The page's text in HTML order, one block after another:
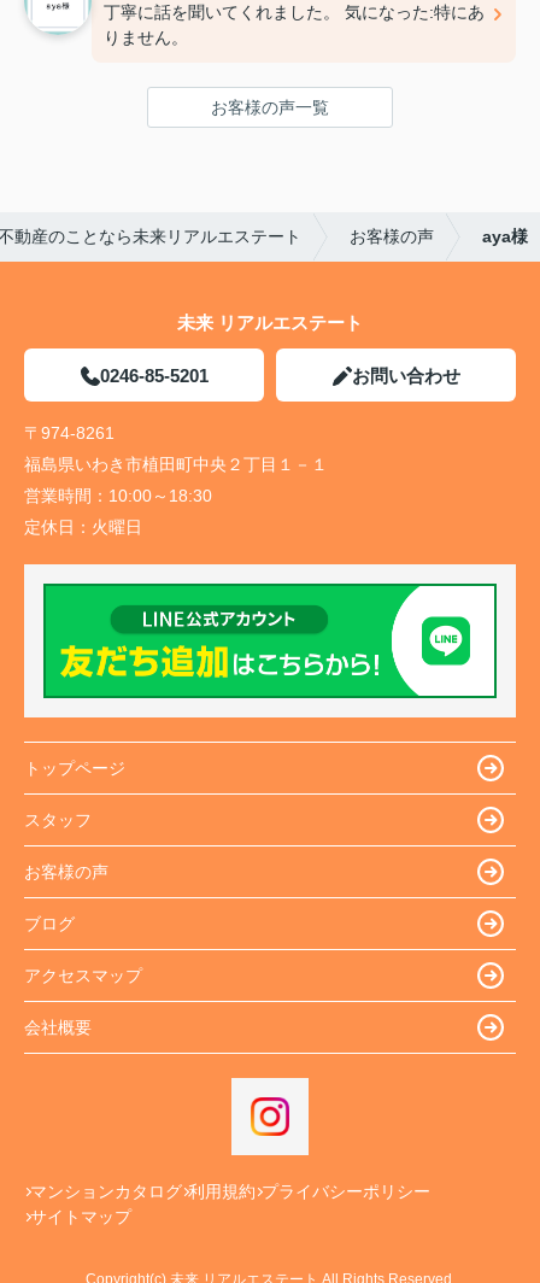
丁寧に話を聞いてくれました。 気になった:特にあ
りません。
お客様の声一覧
動産のことなら未来リアルエステート お客様の声 aya様
未来 リアルエステート
0246-85-5201 お問い合わせ
〒974-8261
福島県いわき市植田町中央２丁目１－１
営業時間： 10:00～18:30
定休日： 火曜日
トップページ
スタッフ
お客様の声
ブログ
アクセスマップ
会社概要
マンションカタログ 利用規約 プライバシーポリシー
サイトマップ